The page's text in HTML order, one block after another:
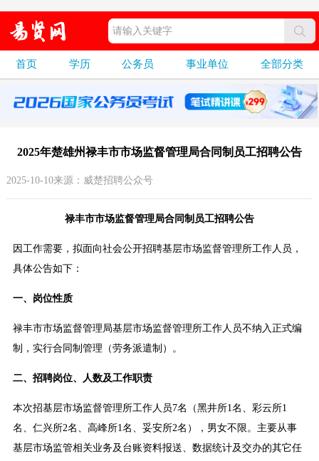
首页 学历 公务员 事业单位 全部分类
2025年楚雄州禄丰市市场监督管理局合同制员工招聘公告
2025-10-10来源：威楚招聘公众号
禄丰市市场监督管理局合同制员工招聘公告
因工作需要，拟面向社会公开招聘基层市场监督管理所工作人员，
具体公告如下：
一、岗位性质
禄丰市市场监督管理局基层市场监督管理所工作人员不纳入正式编
制，实行合同制管理（劳务派遣制）。
二、招聘岗位、人数及工作职责
本次招基层市场监督管理所工作人员7名（黑井所1名、彩云所1
名、仁兴所2名、高峰所1名、妥安所2名），男女不限。主要从事
基层市场监管相关业务及台账资料报送、数据统计及交办的其它任